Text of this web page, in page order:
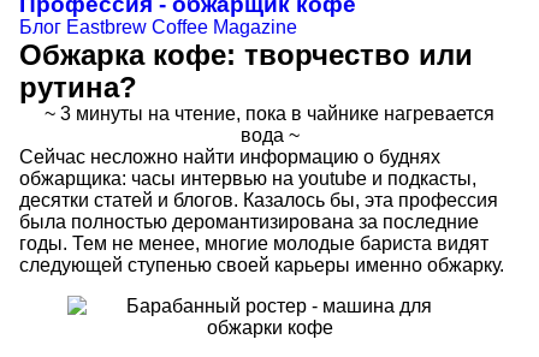
Блог Eastbrew Coffee Magazine
Обжарка кофе: творчество или
рутина?
~ 3 минуты на чтение, пока в чайнике нагревается
вода ~
Сейчас несложно найти информацию о буднях
обжарщика: часы интервью на youtube и подкасты,
десятки статей и блогов. Казалось бы, эта профессия
была полностью деромантизирована за последние
годы. Тем не менее, многие молодые бариста видят
следующей ступенью своей карьеры именно обжарку.